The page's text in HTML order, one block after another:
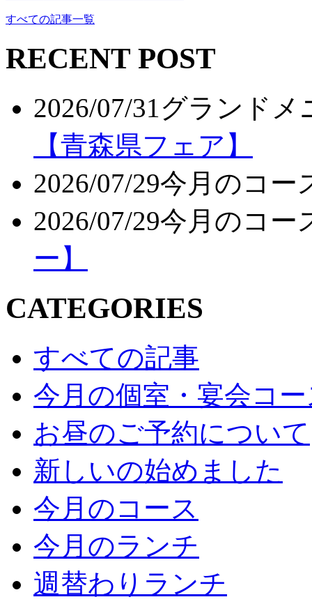
すべての記事一覧
RECENT POST
2026/07/31 グランドメ
【青森県フェア】
2026/07/29今月のコー
2026/07/29今月のコー
ー】
CATEGORIES
すべての記事
今月の個室・宴会コ
お昼のご予約について
新しいの始めました
今月のコース
今月のランチ
週替わりランチ